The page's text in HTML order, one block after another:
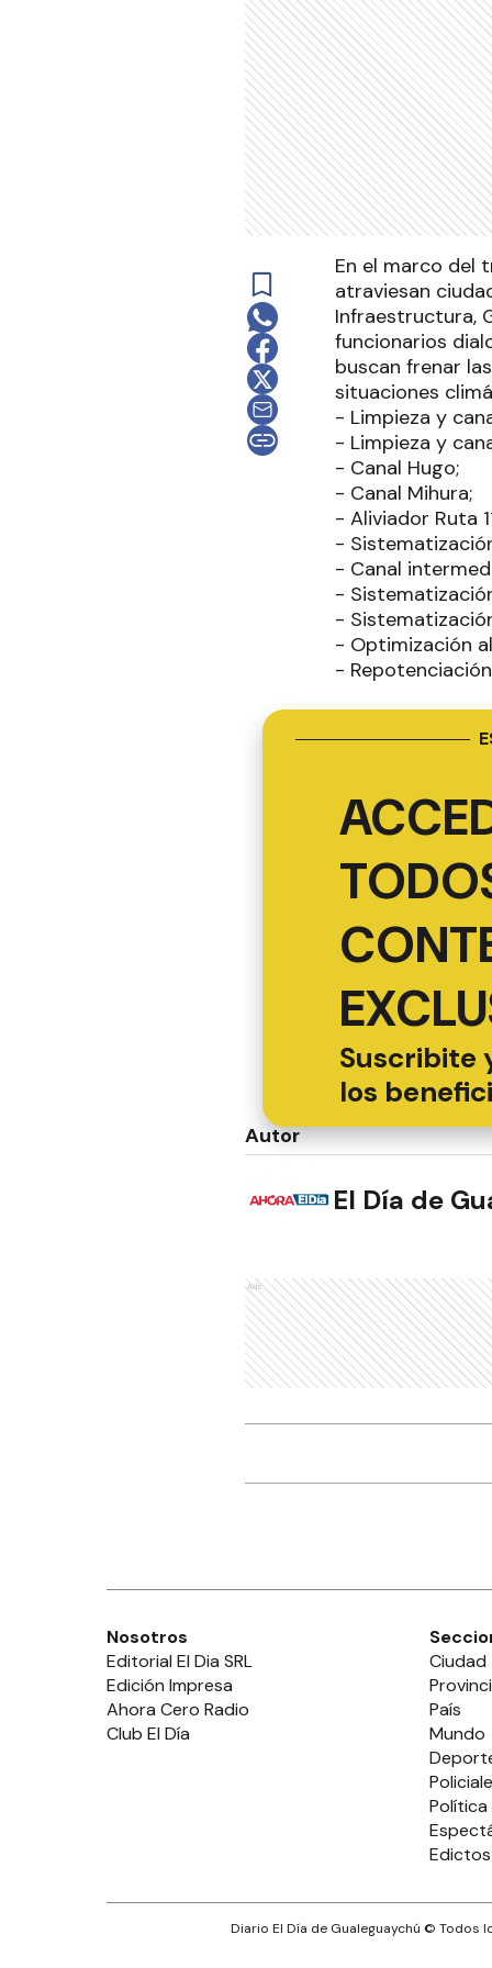
En el marco del
atraviesan
Infraestructura,
funcionarios
buscan frenar
situaciones
- Limpieza y
- Limpieza y
- Canal Hugo;
- Canal Mihura;
- Aliviador Ruta
-
- Canal
-
-
- Optimización
-
Suscribite
los
Autor
El Día de
Ads
Nosotros
Editorial El Dia SRL
Edición Impresa
Ahora Cero Radio
Club El Día
Ciudad
País
Mundo
Política
Edictos
Diario El Día de Gualeguaychú © Todos